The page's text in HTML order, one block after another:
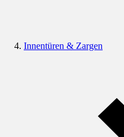
Innentüren & Zargen